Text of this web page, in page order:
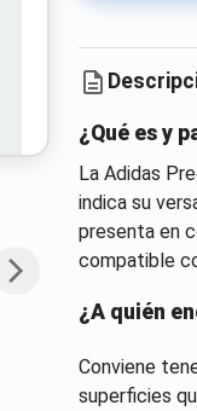
¿Qué es y
La Adidas
indica su
presenta en
compatible
¿A quién
Conviene
superficies